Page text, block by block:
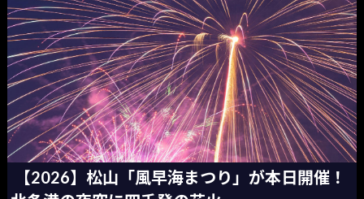
【2026】松山「風早海まつり」が本日開催！